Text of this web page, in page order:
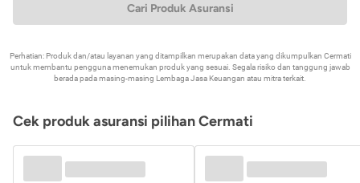
Cari Produk Asuransi
Perhatian: Produk dan/atau layanan yang ditampilkan merupakan data yang dikumpulkan Cermati
untuk membantu pengguna menemukan produk yang sesuai. Segala risiko dan tanggung jawab
berada pada masing-masing Lembaga Jasa Keuangan atau mitra terkait.
Cek produk asuransi pilihan Cermati